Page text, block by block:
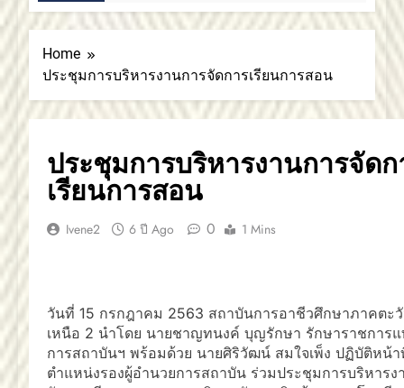
Home
ประชุมการบริหารงานการจัดการเรียนการสอน
ประชุมการบริหารงานการจัดก
เรียนการสอน
Ivene2 6 ปี Ago 0 1 Mins
วันที่ 15 กรกฎาคม 2563 สถาบันการอาชีวศึกษาภาคตะวั
เหนือ 2 นำโดย นายชาญทนงค์ บุญรักษา รักษาราชการ
การสถาบันฯ พร้อมด้วย นายศิริวัฒน์ สมใจเพ็ง ปฏิบัติหน้
ตำแหน่งรองผู้อำนวยการสถาบัน ร่วมประชุมการบริหารง